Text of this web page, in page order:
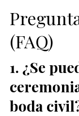
(FAQ)
1. ¿Se
boda